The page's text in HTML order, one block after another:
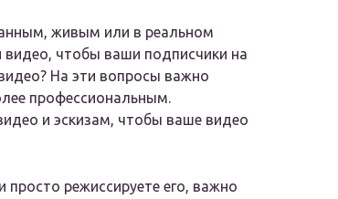
живым или в реальном
видео, чтобы ваши подписчики на
На эти вопросы важно
профессиональным.
и эскизам, чтобы ваше видео
просто режиссируете его, важно